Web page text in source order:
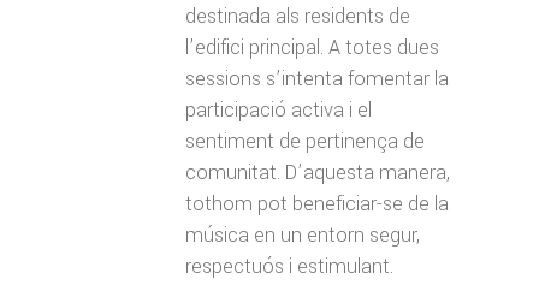
destinada als residents de
l’edifici principal. A totes dues
sessions s’intenta fomentar la
participació activa i el
sentiment de pertinença de
comunitat. D’aquesta manera,
tothom pot beneficiar-se de la
música en un entorn segur,
respectuós i estimulant.